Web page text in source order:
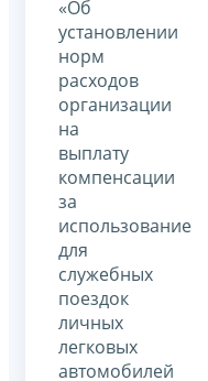
«Об
установлении
норм
расходов
организации
на
выплату
компенсации
за
использование
для
служебных
поездок
личных
легковых
автомобилей